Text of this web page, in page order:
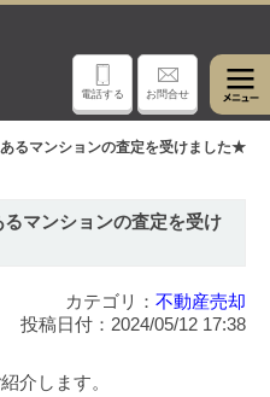
電話する お問合せ
るマンションの査定を受けました★
マンションの査定を受け
カテゴリ： 不動産売却
投稿日付：2024/05/12 17:38
介します。